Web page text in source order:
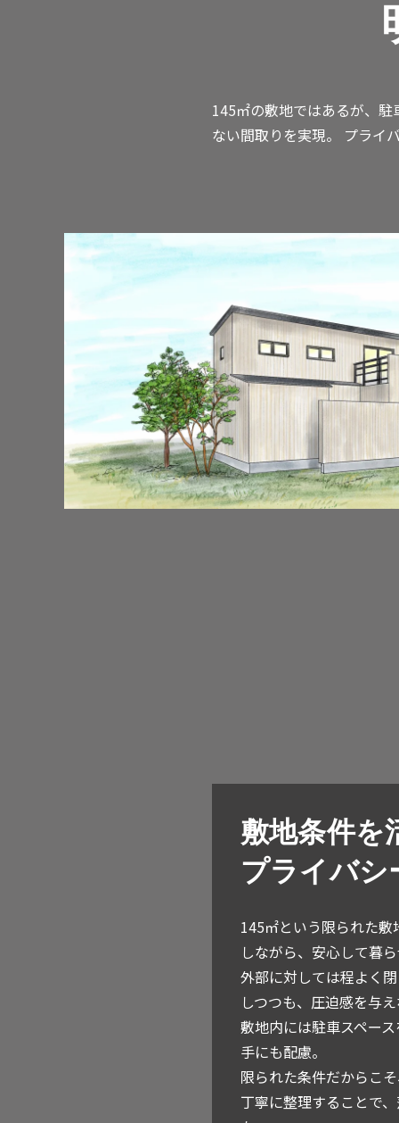
145㎡の敷地ではあるが、
ない間取りを実現。 プライ
敷地条件を
プライバシ
145㎡という限られた
しながら、安心して暮
外部に対しては程よく
しつつも、圧迫感を与
敷地内には駐車スペー
手にも配慮。
限られた条件だからこ
丁寧に整理することで